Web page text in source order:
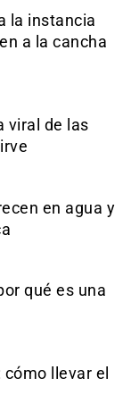
la instancia
a la cancha
viral de las
en agua y
qué es una
llevar el